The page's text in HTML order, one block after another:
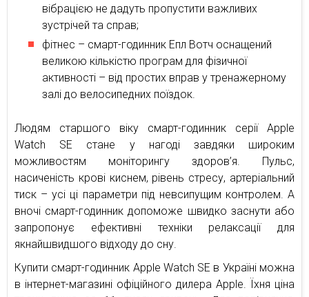
вібрацією не дадуть пропустити важливих
зустрічей та справ;
фітнес – смарт-годинник Епл Вотч оснащений
великою кількістю програм для фізичної
активності – від простих вправ у тренажерному
залі до велосипедних поїздок.
Людям старшого віку смарт-годинник серії Apple
Watch SE стане у нагоді завдяки широким
можливостям моніторингу здоров’я. Пульс,
насиченість крові киснем, рівень стресу, артеріальний
тиск – усі ці параметри під невсипущим контролем. А
вночі смарт-годинник допоможе швидко заснути або
запропонує ефективні техніки релаксації для
якнайшвидшого відходу до сну.
Купити смарт-годинник Apple Watch SE в Україні можна
в інтернет-магазині офіційного дилера Apple. Їхня ціна